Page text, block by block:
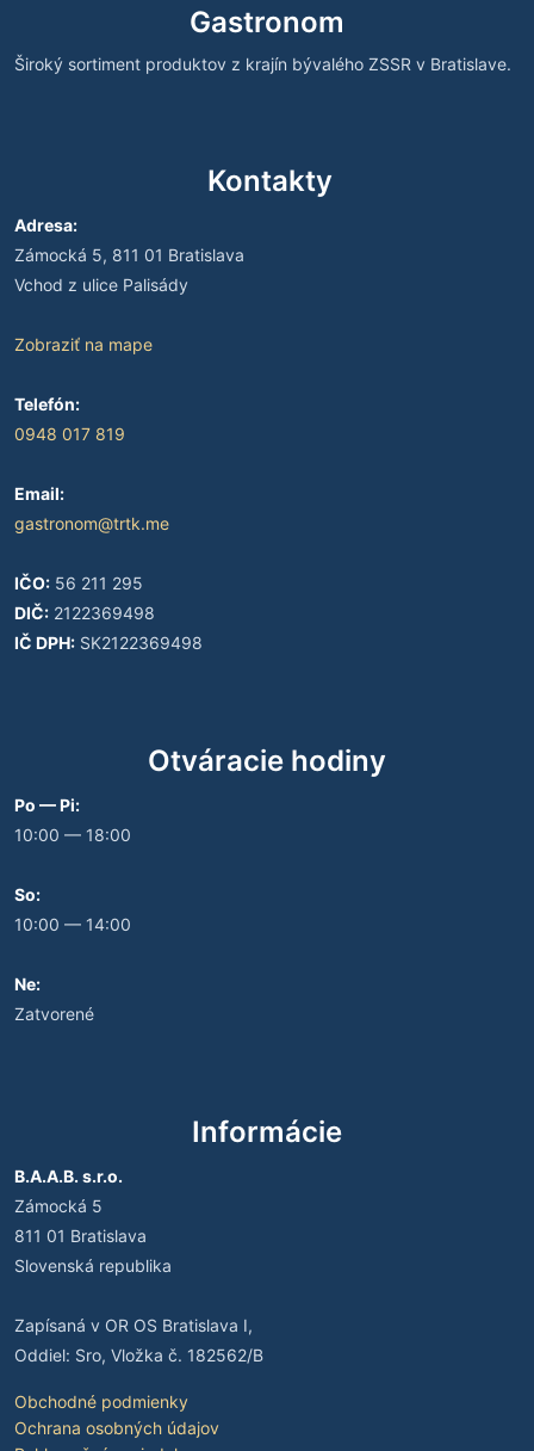
Gastronom
Široký sortiment produktov z krajín bývalého ZSSR v Bratislave.
Kontakty
Adresa:
Zámocká 5, 811 01 Bratislava
Vchod z ulice Palisády
Zobraziť na mape
Telefón:
0948 017 819
Email:
gastronom@trtk.me
IČO: 56 211 295
DIČ: 2122369498
IČ DPH: SK2122369498
Otváracie hodiny
Po — Pi:
10:00 — 18:00
So:
10:00 — 14:00
Ne:
Zatvorené
Informácie
B.A.A.B. s.r.o.
Zámocká 5
811 01 Bratislava
Slovenská republika
Zapísaná v OR OS Bratislava I,
Oddiel: Sro, Vložka č. 182562/B
Obchodné podmienky
Ochrana osobných údajov